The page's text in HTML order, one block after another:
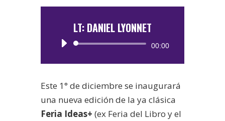
LT: DANIEL LYONNET
Reproductor
00:00
Este 1° de diciembre se inaugurará
una nueva edición de la ya clásica
Feria Ideas+ (ex Feria del Libro y el